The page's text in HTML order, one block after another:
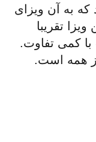
که به آن ویزای
تقریبا
با کمی تفاوت.
همه است.